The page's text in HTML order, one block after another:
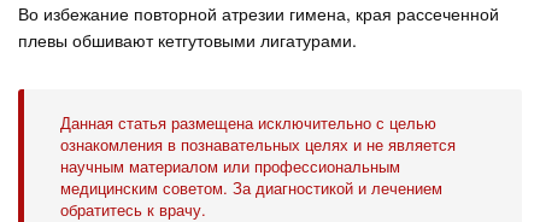
Во избежание повторной атрезии гимена, края рассеченной
плевы обшивают кетгутовыми лигатурами.
Данная статья размещена исключительно с целью
ознакомления в познавательных целях и не является
научным материалом или профессиональным
медицинским советом. За диагностикой и лечением
обратитесь к врачу.